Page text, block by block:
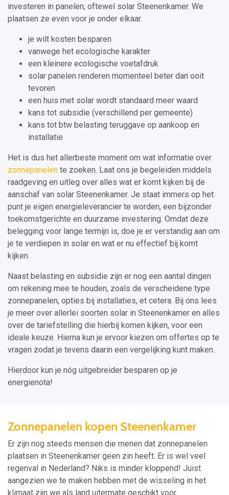
investeren in panelen; oftewel solar Steenenkamer. We
plaatsen ze even voor je onder elkaar.
je wilt kosten besparen
vanwege het ecologische karakter
een kleinere ecologische voetafdruk
solar panelen renderen momenteel beter dan ooit
tevoren
een huis met solar wordt standaard meer waard
kans tot subsidie (verschillend per gemeente)
kans tot btw belasting teruggave op aankoop en
installatie
Het is dus het allerbeste moment om wat informatie over
zonnepanelen te zoeken. Laat ons je begeleiden middels
raadgeving en uitleg over alles wat er komt kijken bij de
aanschaf van solar Steenenkamer. Je staat immers op het
punt je eigen energieleverancier te worden, een bijzonder
toekomstgerichte en duurzame investering. Omdat deze
belegging voor lange termijn is, doe je er verstandig aan om
je te verdiepen in solar en wat er nu effectief bij komt
kijken.
Naast belasting en subsidie zijn er nog een aantal dingen
om rekening mee te houden, zoals de verscheidene type
zonnepanelen, opties bij installaties, et cetera. Bij ons lees
je meer over allerlei soorten solar in Steenenkamer en alles
over de tariefstelling die hierbij komen kijken, voor een
ideale keuze. Hierna kun je ervoor kiezen om offertes op te
vragen zodat je tevens daarin een vergelijking kunt maken.
Hierdoor kun je nóg uitgebreider besparen op je
energienota!
Zonnepanelen kopen Steenenkamer
Er zijn nog steeds mensen die menen dat zonnepanelen
plaatsen in Steenenkamer geen zin heeft. Er is wel veel
regenval in Nederland? Niks is minder kloppend! Juist
aangezien we te maken hebben met de wisseling in het
klimaat zijn we als land uitermate geschikt voor